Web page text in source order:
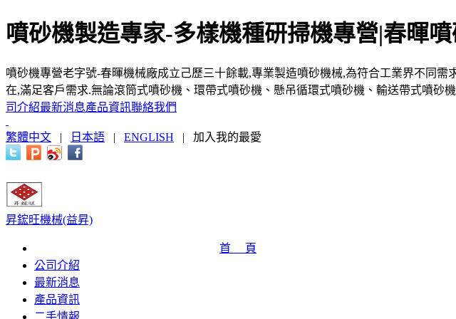
噴砂機製造專家-多樣機種研掃機專營|春暉
噴砂機專營老字號-春暉機械廠成立己歷三十餘載,專業製造噴砂機械,為符合工業界不同
在,滿足客戶需求.無論滾筒式噴砂機、環帶式噴砂機、懸吊循環式噴砂機、輸送帶式噴砂
司介紹最新消息產品資訊聯絡我們
繁體中文 | 日本語 | ENGLISH | 加入我的最愛
昇鋐旺機械(益昇)
首 頁
公司介紹
最新消息
產品資訊
二手情報